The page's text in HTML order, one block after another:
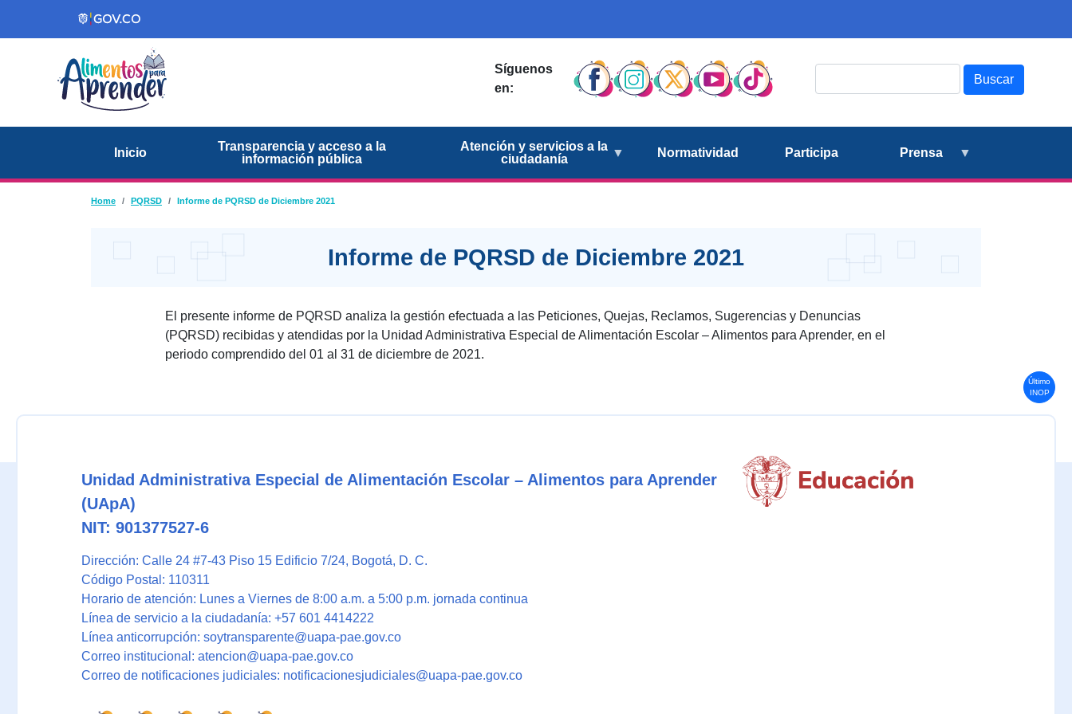
Síguenos
en:
Último
INOP
Inicio
Transparencia y acceso a la
información pública
Atención y servicios a la
ciudadanía
Normatividad Participa Prensa
Ruta de navegación
Home PQRSD Informe de PQRSD de Diciembre 2021
Informe de PQRSD de Diciembre 2021
El presente informe de PQRSD analiza la gestión efectuada a las Peticiones, Quejas, Reclamos, Sugerencias y Denuncias
(PQRSD) recibidas y atendidas por la Unidad Administrativa Especial de Alimentación Escolar – Alimentos para Aprender, en el
periodo comprendido del 01 al 31 de diciembre de 2021.
Unidad Administrativa Especial de Alimentación Escolar – Alimentos para Aprender
(UApA)
NIT: 901377527-6
Dirección: Calle 24 #7-43 Piso 15 Edificio 7/24, Bogotá, D. C.
Código Postal: 110311
Horario de atención: Lunes a Viernes de 8:00 a.m. a 5:00 p.m. jornada continua
Línea de servicio a la ciudadanía: +57 601 4414222
Línea anticorrupción: soytransparente@uapa-pae.gov.co
Correo institucional: atencion@uapa-pae.gov.co
Correo de notificaciones judiciales: notificacionesjudiciales@uapa-pae.gov.co